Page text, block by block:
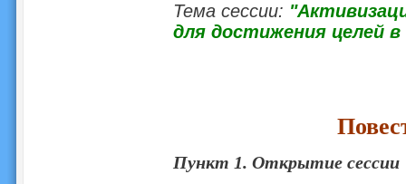
Тема сессии: "А
для достижения целей
Пункт 1. Открытие